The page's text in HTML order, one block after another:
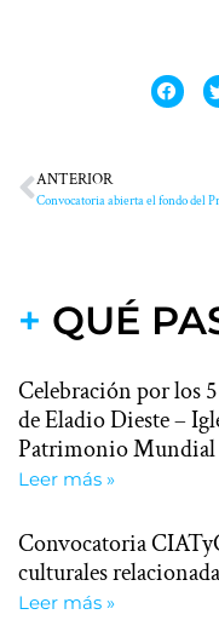
ANTERIOR
+ QUÉ
Celebración por los
de Eladio Dieste –
Patrimonio Mundial
Leer más »
Convocatoria
culturales
Leer más »